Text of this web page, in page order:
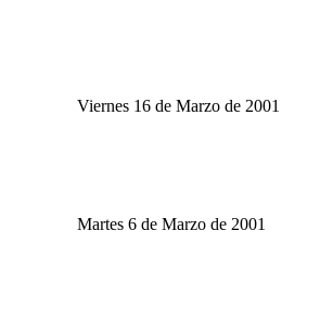
Viernes 16 de Marzo de 2001
Martes 6 de Marzo de 2001